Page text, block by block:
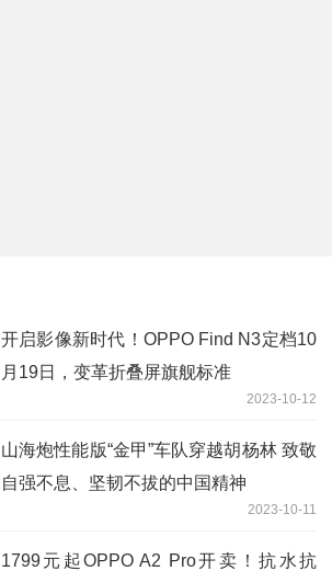
开启影像新时代！OPPO Find N3定档10
月19日，变革折叠屏旗舰标准
2023-10-12
山海炮性能版“金甲”车队穿越胡杨林 致敬
自强不息、坚韧不拔的中国精神
2023-10-11
1799元起OPPO A2 Pro开卖！抗水抗